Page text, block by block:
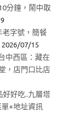
分鐘，鬧中取
老字號，簡餐
2026/07/15
中西區：藏在
，店門口比店
好吃..九層塔
+地址資訊